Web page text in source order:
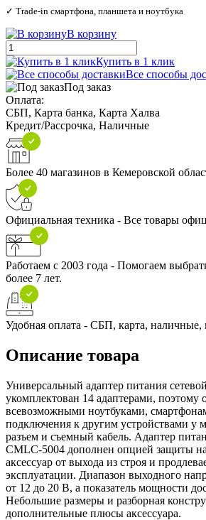
✓ Trade‑in смартфона, планшета и ноутбука
В корзину
Купить в 1 клик
Все способы
Под заказ
Оплата:
СБП, Карта банка, Карта Халва
Кредит/Рассрочка, Наличные
Более 40 магазинов в Кемеровской
Официальная техника - Все товары
Работаем с 2003 года - Помогаем
более 7 лет.
Удобная оплата - СБП, карта, наличные,
Описание товара
Универсальный адаптер питания
укомплектован 14 адаптерами, поэтому
всевозможными ноутбуками,
подключения к другим устройствами у
разъем и съемный кабель. Адаптер
CMLC-5004 дополнен опцией защиты
аксессуар от выхода из строя и
эксплуатации. Диапазон выходного
от 12 до 20 В, а показатель мощности
Небольшие размеры и разборная
дополнительные плюсы аксессуара.